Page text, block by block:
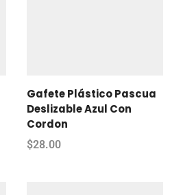
Gafete Plástico Pascua
Deslizable Azul Con
Cordon
$28.00